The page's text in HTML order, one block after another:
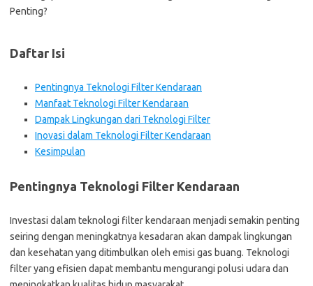
Daftar Isi
Pentingnya Teknologi Filter Kendaraan
Manfaat Teknologi Filter Kendaraan
Dampak Lingkungan dari Teknologi Filter
Inovasi dalam Teknologi Filter Kendaraan
Kesimpulan
Pentingnya Teknologi Filter Kendaraan
Investasi dalam teknologi filter kendaraan menjadi semakin penting
seiring dengan meningkatnya kesadaran akan dampak lingkungan
dan kesehatan yang ditimbulkan oleh emisi gas buang. Teknologi
filter yang efisien dapat membantu mengurangi polusi udara dan